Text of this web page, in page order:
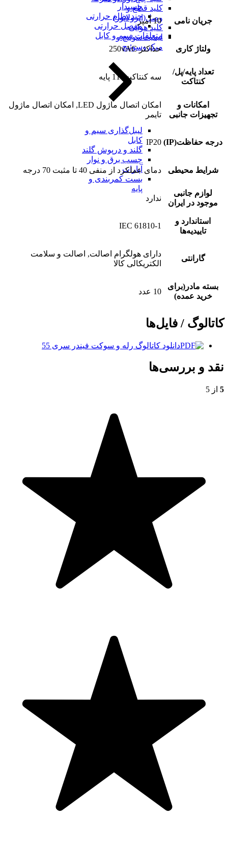
کلید قطع و
وصل(ایزولاتور)
کلید هوایی
لیمیت‌سوئیچ و
میکروسوئیچ
چسبدار
چند نظام حرارتی
مفصل حرارتی
متعلقات سیم و کابل
لیبل‌گذاری سیم و
کابل
گلند و درپوش گلند
چسب برق و نوار
آپارات
بست کمربندی و
پایه
جریان نامی 10 آمپر
ولتاژ کاری حداکثر 250vAC
تعداد پایه/پل/
کنتاکت
سه کنتاکت, 11 پایه
امکانات و
تجهیزات جانبی
امکان اتصال ماژول LED, امکان اتصال ماژول
تایمر
درجه حفاظت(IP) IP20
شرایط محیطی دمای عملکرد از منفی 40 تا مثبت 70 درجه
لوازم جانبی
موجود در ایران
ندارد
استاندارد و
تاییدیه‌ها
IEC 61810-1
گارانتی
دارای هولگرام اصالت, اصالت و سلامت
الکتریکالی کالا
بسته مادر(برای
خرید عمده)
10 عدد
کاتالوگ / فایل‌ها
دانلود کاتالوگ رله و سوکت فیندر سری 55
نقد و بررسی‌ها
5 از 5